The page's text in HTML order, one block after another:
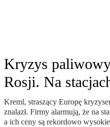
Kryzys
Rosji. Na
Kreml, straszący Europę
znalazł. Firmy alarmują, że na
a ich ceny są rekordowo